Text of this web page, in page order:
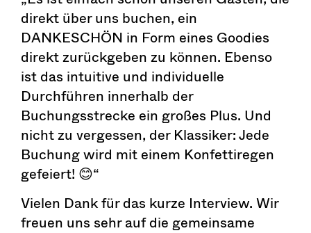
direkt über uns buchen, ein
DANKESCHÖN in Form eines Goodies
direkt zurückgeben zu können. Ebenso
ist das intuitive und individuelle
Durchführen innerhalb der
Buchungsstrecke ein großes Plus. Und
nicht zu vergessen, der Klassiker: Jede
Buchung wird mit einem Konfettiregen
gefeiert! 😊“
Vielen Dank für das kurze Interview. Wir
freuen uns sehr auf die gemeinsame